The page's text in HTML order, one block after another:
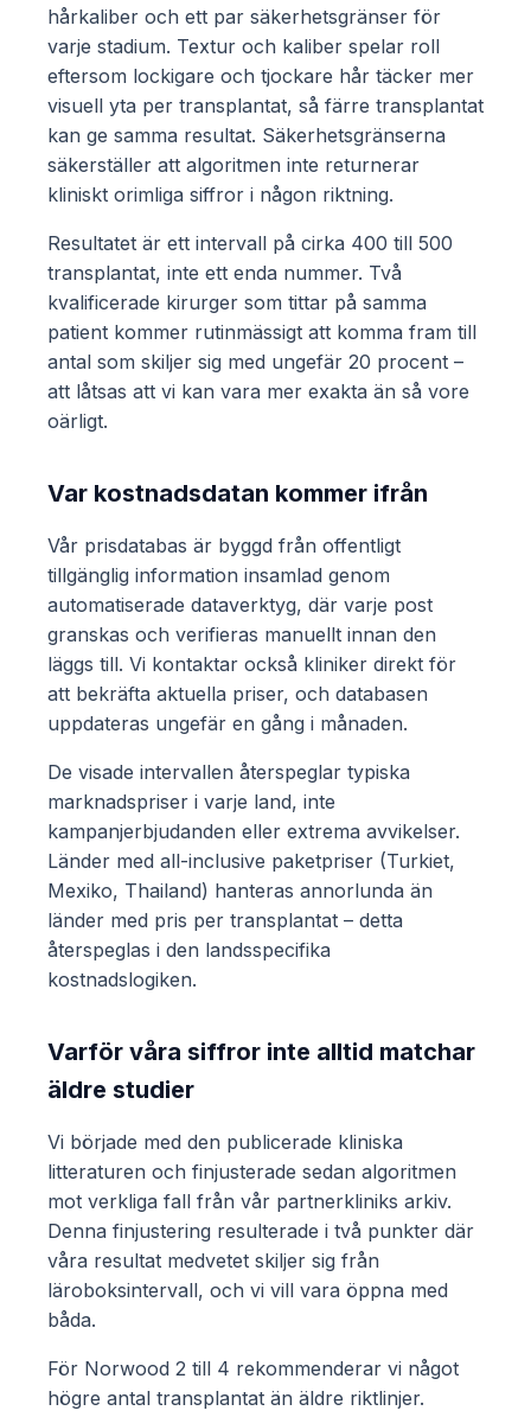
hårkaliber och ett par säkerhetsgränser för
varje stadium. Textur och kaliber spelar roll
eftersom lockigare och tjockare hår täcker mer
visuell yta per transplantat, så färre transplantat
kan ge samma resultat. Säkerhetsgränserna
säkerställer att algoritmen inte returnerar
kliniskt orimliga siffror i någon riktning.
Resultatet är ett intervall på cirka 400 till 500
transplantat, inte ett enda nummer. Två
kvalificerade kirurger som tittar på samma
patient kommer rutinmässigt att komma fram till
antal som skiljer sig med ungefär 20 procent –
att låtsas att vi kan vara mer exakta än så vore
oärligt.
Var kostnadsdatan kommer ifrån
Vår prisdatabas är byggd från offentligt
tillgänglig information insamlad genom
automatiserade dataverktyg, där varje post
granskas och verifieras manuellt innan den
läggs till. Vi kontaktar också kliniker direkt för
att bekräfta aktuella priser, och databasen
uppdateras ungefär en gång i månaden.
De visade intervallen återspeglar typiska
marknadspriser i varje land, inte
kampanjerbjudanden eller extrema avvikelser.
Länder med all-inclusive paketpriser (Turkiet,
Mexiko, Thailand) hanteras annorlunda än
länder med pris per transplantat – detta
återspeglas i den landsspecifika
kostnadslogiken.
Varför våra siffror inte alltid matchar
äldre studier
Vi började med den publicerade kliniska
litteraturen och finjusterade sedan algoritmen
mot verkliga fall från vår partnerkliniks arkiv.
Denna finjustering resulterade i två punkter där
våra resultat medvetet skiljer sig från
läroboksintervall, och vi vill vara öppna med
båda.
För Norwood 2 till 4 rekommenderar vi något
högre antal transplantat än äldre riktlinjer.